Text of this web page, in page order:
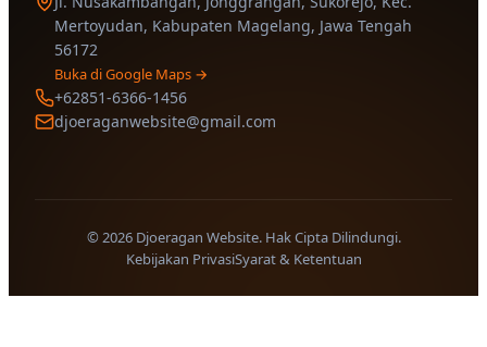
Mertoyudan, Kabupaten Magelang, Jawa Tengah
56172
Buka di Google Maps →
+62851-6366-1456
djoeraganwebsite@gmail.com
© 2026 Djoeragan Website. Hak Cipta Dilindungi.
Kebijakan PrivasiSyarat & Ketentuan